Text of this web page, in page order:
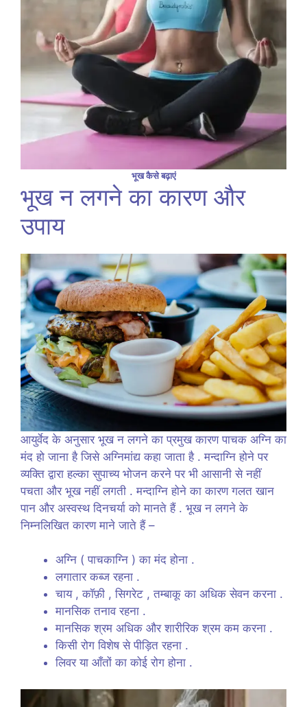
भूख कैसे बढ़ाएं
भूख न लगने का कारण और
उपाय
आयुर्वेद के अनुसार भूख न लगने का प्रमुख कारण पाचक अग्नि का
मंद हो जाना है जिसे अग्निमांद्य कहा जाता है . मन्दाग्नि होने पर
व्यक्ति द्वारा हल्का सुपाच्य भोजन करने पर भी आसानी से नहीं
पचता और भूख नहीं लगती . मन्दाग्नि होने का कारण गलत खान
पान और अस्वस्थ दिनचर्या को मानते हैं . भूख न लगने के
निम्नलिखित कारण माने जाते हैं –
अग्नि ( पाचकाग्नि ) का मंद होना .
लगातार कब्ज रहना .
चाय , कॉफ़ी , सिगरेट , तम्बाकू का अधिक सेवन करना .
मानसिक तनाव रहना .
मानसिक श्रम अधिक और शारीरिक श्रम कम करना .
किसी रोग विशेष से पीड़ित रहना .
लिवर या आँतों का कोई रोग होना .